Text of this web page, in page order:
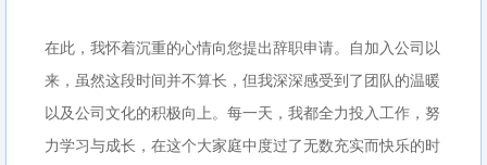
在此，我怀着沉重的心情向您提出辞职申请。自加入公司以
来，虽然这段时间并不算长，但我深深感受到了团队的温暖
以及公司文化的积极向上。每一天，我都全力投入工作，努
力学习与成长，在这个大家庭中度过了无数充实而快乐的时